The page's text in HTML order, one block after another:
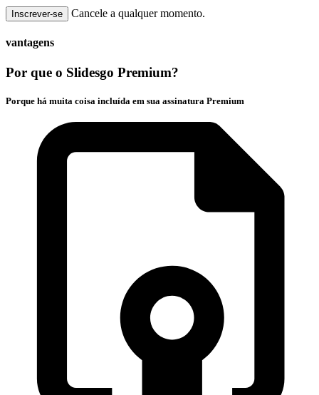
Inscrever-se Cancele a qualquer momento.
vantagens
Por que o Slidesgo Premium?
Porque há muita coisa incluída em sua assinatura Premium